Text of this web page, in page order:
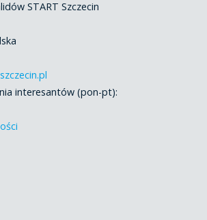
START Szczecin
interesantów (pon-pt):